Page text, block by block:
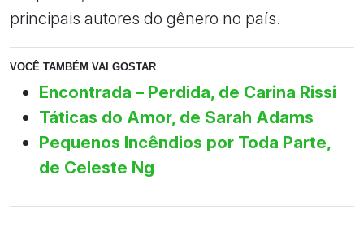
principais autores do gênero no país.
VOCÊ TAMBÉM VAI GOSTAR
Encontrada – Perdida, de Carina Rissi
Táticas do Amor, de Sarah Adams
Pequenos Incêndios por Toda Parte,
de Celeste Ng